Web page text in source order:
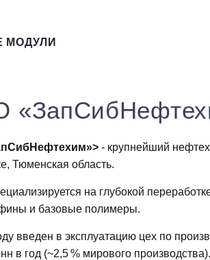
МОДУЛИ
- крупнейший
Тюменская область.
на глубокой
и базовые полимеры.
введен в эксплуатацию цех по
в год (~2,5 % мирового производства).